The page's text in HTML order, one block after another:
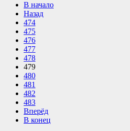
В начало
Назад
474
475
476
477
478
479
480
481
482
483
Вперёд
В конец